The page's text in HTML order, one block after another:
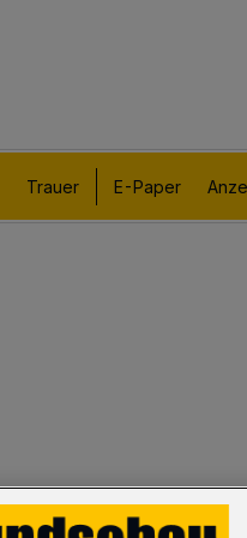
Trauer E-Paper